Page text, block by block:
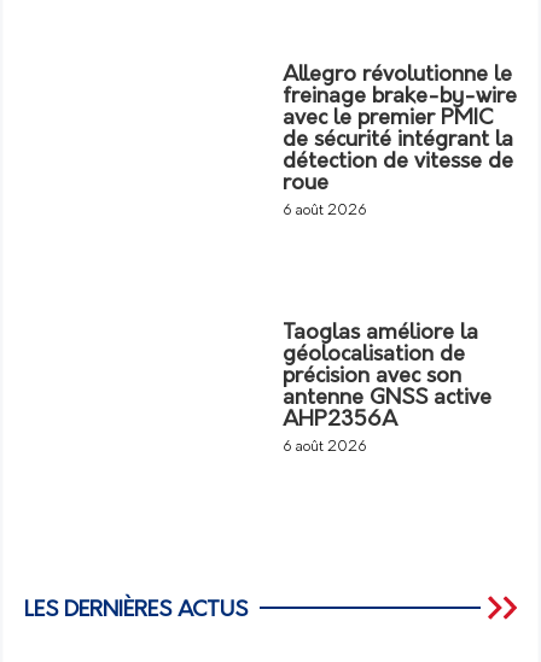
Allegro révolutionne le
freinage brake-by-wire
avec le premier PMIC
de sécurité intégrant la
détection de vitesse de
roue
6 août 2026
Taoglas améliore la
géolocalisation de
précision avec son
antenne GNSS active
AHP2356A
6 août 2026
LES DERNIÈRES ACTUS